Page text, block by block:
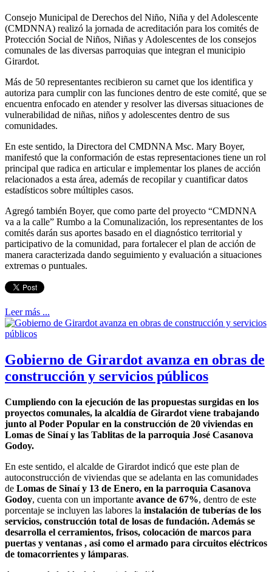
Consejo Municipal de Derechos del Niño, Niña y del Adolescente
(CMDNNA) realizó la jornada de acreditación para los comités de
Protección Social de Niños, Niñas y Adolescentes de los consejos
comunales de las diversas parroquias que integran el municipio
Girardot.
Más de 50 representantes recibieron su carnet que los identifica y
autoriza para cumplir con las funciones dentro de este comité, que se
encuentra enfocado en atender y resolver las diversas situaciones de
vulnerabilidad de niñas, niños y adolescentes dentro de sus
comunidades.
En este sentido, la Directora del CMDNNA Msc. Mary Boyer,
manifestó que la conformación de estas representaciones tiene un rol
principal que radica en articular e implementar los planes de acción
relacionados a esta área, además de recopilar y cuantificar datos
estadísticos sobre múltiples casos.
Agregó también Boyer, que como parte del proyecto “CMDNNA
va a la calle” Rumbo a la Comunalización, los representantes de los
comités darán sus aportes basado en el diagnóstico territorial y
participativo de la comunidad, para fortalecer el plan de acción de
manera caracterizada dando seguimiento y evaluación a situaciones
extremas o puntuales.
Leer más ...
Gobierno de Girardot avanza en obras de
construcción y servicios públicos
Cumpliendo con la ejecución de las propuestas surgidas en los
proyectos comunales, la alcaldía de Girardot viene trabajando
junto al Poder Popular en la construcción de 20 viviendas en
Lomas de Sinaí y las Tablitas de la parroquia José Casanova
Godoy.
En este sentido, el alcalde de Girardot indicó que este plan de
autoconstrucción de viviendas que se adelanta en las comunidades
de Lomas de Sinaí y 13 de Enero, en la parroquia Casanova
Godoy, cuenta con un importante avance de 67%, dentro de este
porcentaje se incluyen las labores la instalación de tuberías de los
servicios, construcción total de losas de fundación. Además se
desarrolla el cerramientos, frisos, colocación de marcos para
puertas y ventanas , asi como el armado para circuitos eléctricos
de tomacorrientes y lámparas.